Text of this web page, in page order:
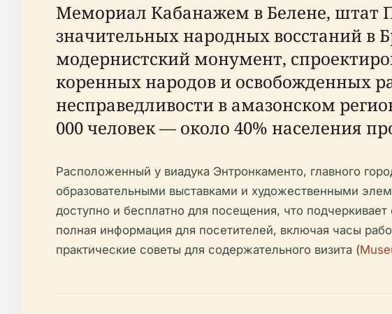
Мемориал Кабанажем в Белене,
значительных народных восстаний в
модернистский монумент,
коренных народов и освобожденных
несправедливости в амазонском
000 человек — около 40% населения
Расположенный у виадука Энтронкаменто, главного
образовательными выставками и художественными
доступно и бесплатно для посещения, что
полная информация для посетителей, включая часы
практические советы для содержательного визита (